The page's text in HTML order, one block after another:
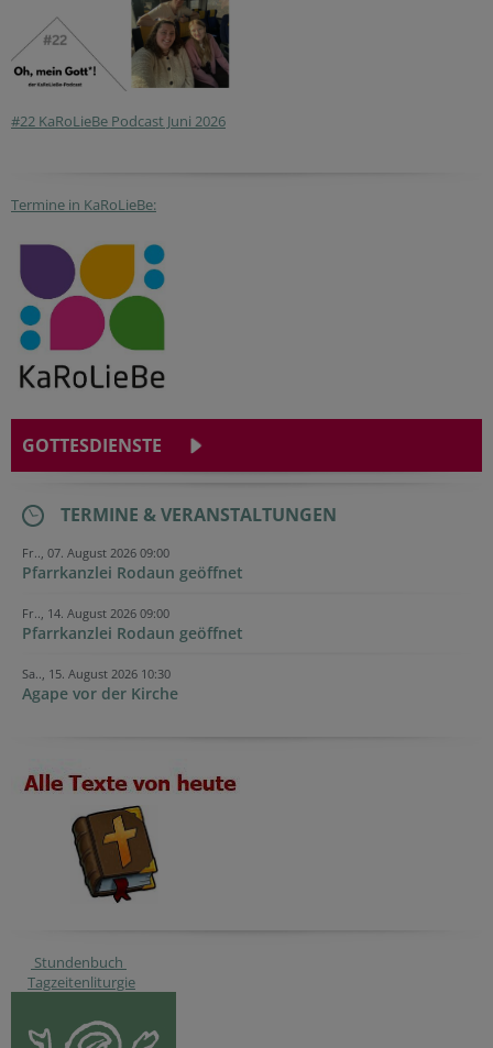
#22 KaRoLieBe Podcast Juni 2026
Termine in KaRoLieBe:
GOTTESDIENSTE
TERMINE & VERANSTALTUNGEN
Fr.., 07. August 2026 09:00
Pfarrkanzlei Rodaun geöffnet
Fr.., 14. August 2026 09:00
Pfarrkanzlei Rodaun geöffnet
Sa.., 15. August 2026 10:30
Agape vor der Kirche
Stundenbuch
Tagzeitenliturgie